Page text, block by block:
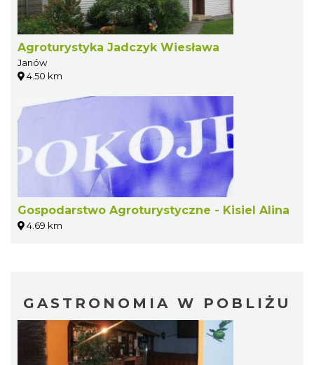
Agroturystyka Jadczyk Wiesława
Janów
4.50 km
Gospodarstwo Agroturystyczne - Kisiel Alina
4.69 km
GASTRONOMIA W POBLIŻU